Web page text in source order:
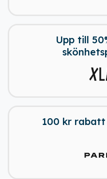
Upp till
100 kr rabatt